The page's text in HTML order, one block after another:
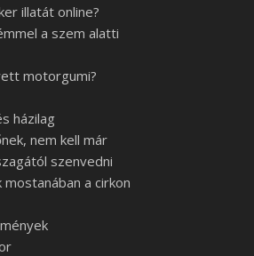
illatát online?
a szem alatti
motorgumi?
házilag
nem kell már
szenvedni
mostanában a cirkon